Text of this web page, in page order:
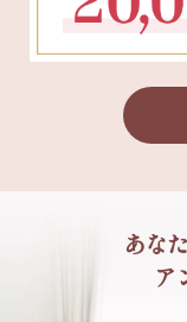
あな
ア